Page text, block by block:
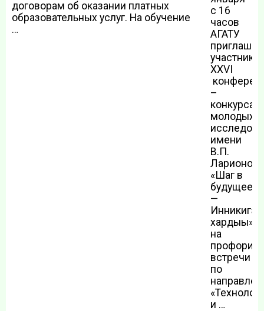
договорам об оказании платных
образовательных услуг. На обучение
…
с 16
часов
АГАТУ
XXVI
–
конкурса
молодых
имени
В.П.
Ларионова
«Шаг в
будущее
—
Инникигэ
хардыы»
на
встречи
по
и …